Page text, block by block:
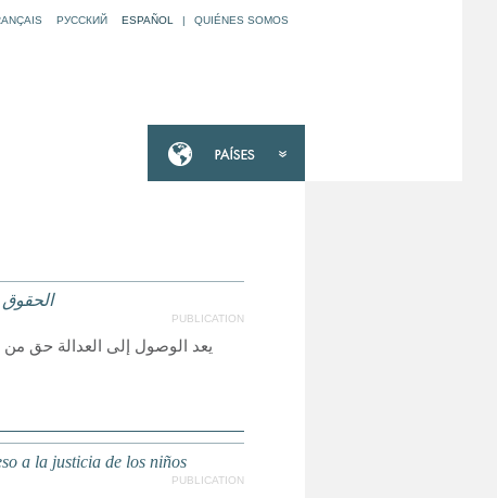
РУССКИЙ ESPAÑOL | QUIÉNES SOMOS
PUBLICATION
يعد الوصول إلى العدالة حق
a la justicia de los niños
PUBLICATION